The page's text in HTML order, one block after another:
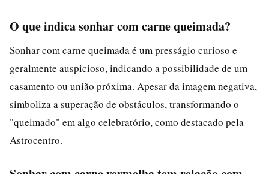
O que indica sonhar com carne queimada?
Sonhar com carne queimada é um presságio curioso e
geralmente auspicioso, indicando a possibilidade de um
casamento ou união próxima. Apesar da imagem negativa,
simboliza a superação de obstáculos, transformando o
"queimado" em algo celebratório, como destacado pela
Astrocentro.